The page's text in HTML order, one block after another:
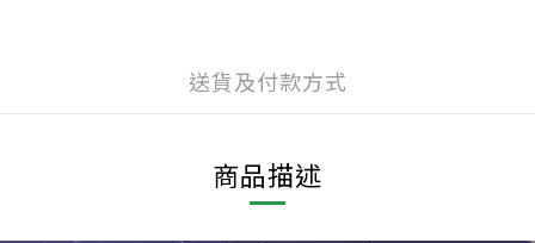
送貨及付款方式
商品描述